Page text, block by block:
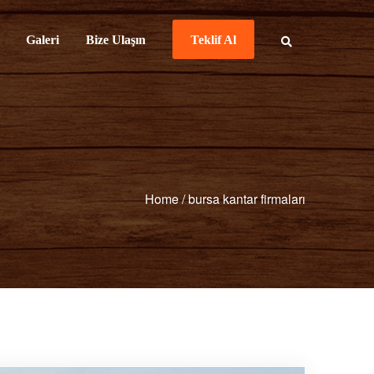
Galeri Bize Ulaşın Teklif Al
Home/bursa kantar firmaları